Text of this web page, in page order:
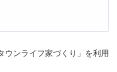
ウンライフ家づくり」を利用